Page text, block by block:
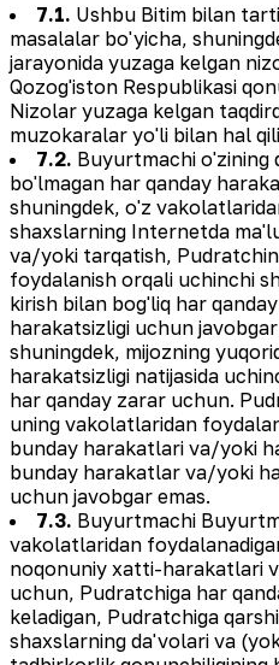
7.1. Ushbu Bitim bilan
masalalar bo'yicha,
jarayonida yuzaga kelgan
Qozog'iston Respublikasi
Nizolar yuzaga kelgan
muzokaralar yo'li bilan hal
7.2. Buyurtmachi o'zining
bo'lmagan har qanday
shuningdek, o'z
shaxslarning Internetda
va/yoki tarqatish,
foydalanish orqali uchinchi
kirish bilan bog'liq har
harakatsizligi uchun
shuningdek, mijozning
harakatsizligi natijasida
har qanday zarar uchun.
uning vakolatlaridan
bunday harakatlari va/yoki
bunday harakatlar va/yoki
uchun javobgar emas.
7.3. Buyurtmachi
vakolatlaridan
noqonuniy xatti-harakatlari
uchun, Pudratchiga har
keladigan, Pudratchiga
shaxslarning da'volari va